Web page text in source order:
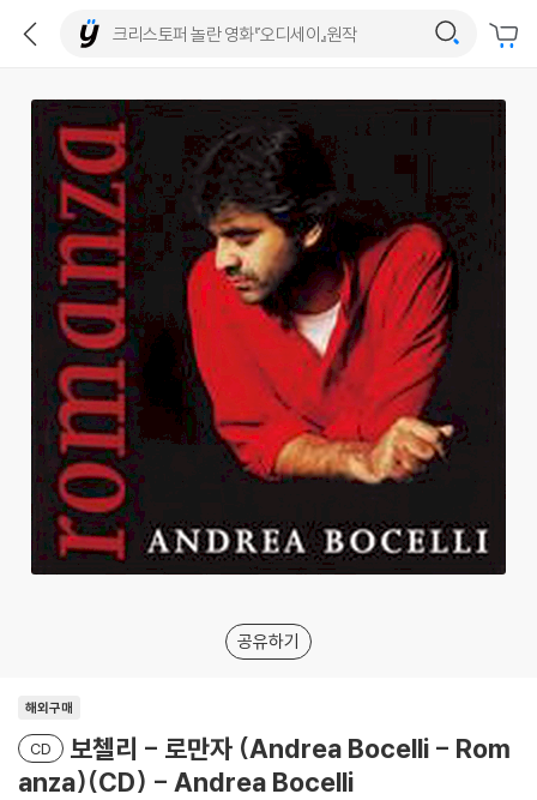
공유하기
해외구매
CD
보첼리 - 로만자 (Andrea Bocelli - Rom
anza)(CD) - Andrea Bocelli